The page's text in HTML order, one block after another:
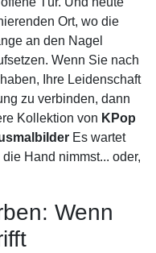
Ort, wo die
an den Nagel
Wenn Sie nach
Ihre Leidenschaft
zu verbinden, dann
Kollektion von KPop
Es wartet
Hand nimmst... oder,
Wenn